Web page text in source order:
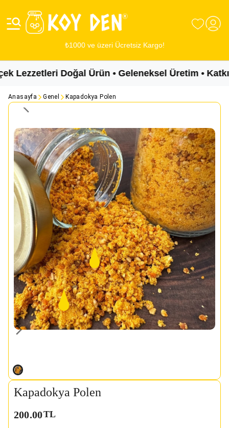
₺1000 ve üzeri Ücretsiz Kargo!
Lezzetleri Doğal Ürün • Geleneksel Üretim •
Anasayfa Genel Kapadokya Polen
Kapadokya Polen
200.00TL